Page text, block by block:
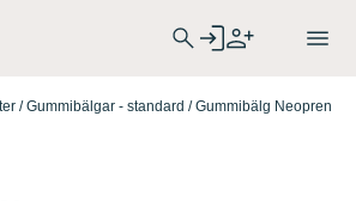
/Gummibälgar - standard / Gummibälg Neopren